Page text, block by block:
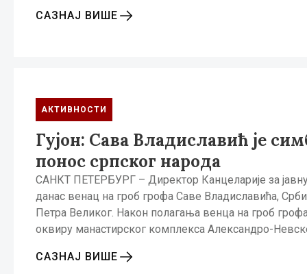
САЗНАЈ ВИШЕ
АКТИВНОСТИ
Гујон: Сава Владиславић је
понос српског народа
САНКТ ПЕТЕРБУРГ – Директор Канцеларије за
данас венац на гроб грофа Саве Владиславића,
Петра Великог. Након полагања венца на гроб
оквиру манастирског комплекса Александро-
САЗНАЈ ВИШЕ